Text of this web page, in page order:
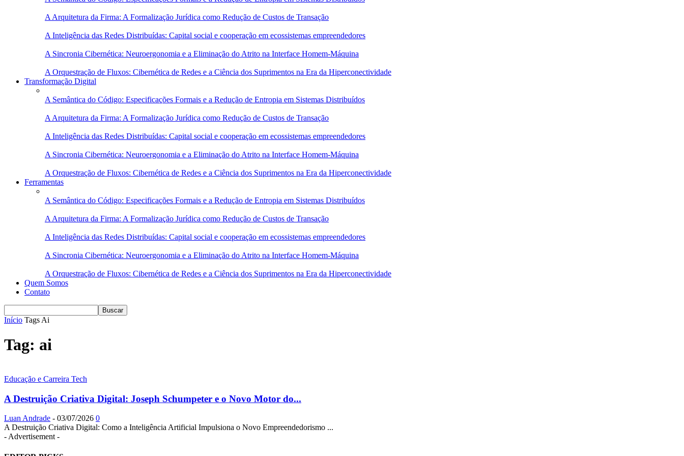
A Arquitetura da Firma: A Formalização Jurídica como Redução de Custos de Transação
A Inteligência das Redes Distribuídas: Capital social e cooperação em ecossistemas empreendedores
A Sincronia Cibernética: Neuroergonomia e a Eliminação do Atrito na Interface Homem-Máquina
A Orquestração de Fluxos: Cibernética de Redes e a Ciência dos Suprimentos na Era da Hiperconectividade
Transformação Digital
A Semântica do Código: Especificações Formais e a Redução de Entropia em Sistemas Distribuídos
A Arquitetura da Firma: A Formalização Jurídica como Redução de Custos de Transação
A Inteligência das Redes Distribuídas: Capital social e cooperação em ecossistemas empreendedores
A Sincronia Cibernética: Neuroergonomia e a Eliminação do Atrito na Interface Homem-Máquina
A Orquestração de Fluxos: Cibernética de Redes e a Ciência dos Suprimentos na Era da Hiperconectividade
Ferramentas
A Semântica do Código: Especificações Formais e a Redução de Entropia em Sistemas Distribuídos
A Arquitetura da Firma: A Formalização Jurídica como Redução de Custos de Transação
A Inteligência das Redes Distribuídas: Capital social e cooperação em ecossistemas empreendedores
A Sincronia Cibernética: Neuroergonomia e a Eliminação do Atrito na Interface Homem-Máquina
A Orquestração de Fluxos: Cibernética de Redes e a Ciência dos Suprimentos na Era da Hiperconectividade
Quem Somos
Contato
Início Tags Ai
Tag: ai
Educação e Carreira Tech
A Destruição Criativa Digital: Joseph Schumpeter e o Novo Motor do...
Luan Andrade - 03/07/2026 0
A Destruição Criativa Digital: Como a Inteligência Artificial Impulsiona o Novo Empreendedorismo ...
- Advertisement -